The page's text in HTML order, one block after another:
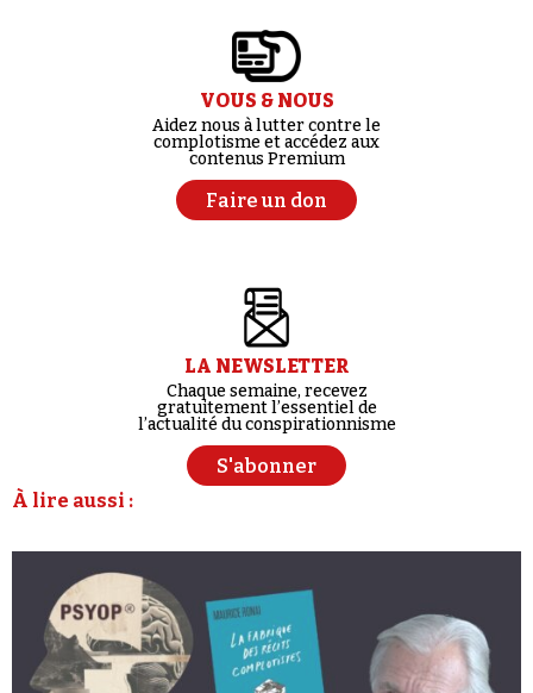
VOUS & NOUS
Aidez nous à lutter contre le
complotisme et accédez aux
contenus Premium
Faire un don
LA NEWSLETTER
Chaque semaine, recevez
gratuitement l’essentiel de
l’actualité du conspirationnisme
S'abonner
À lire aussi :